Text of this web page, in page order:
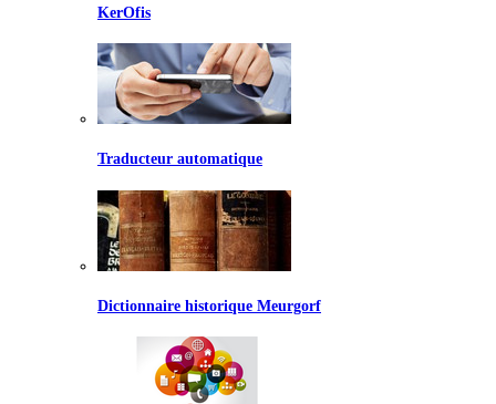
KerOfis
Traducteur automatique
Dictionnaire historique Meurgorf